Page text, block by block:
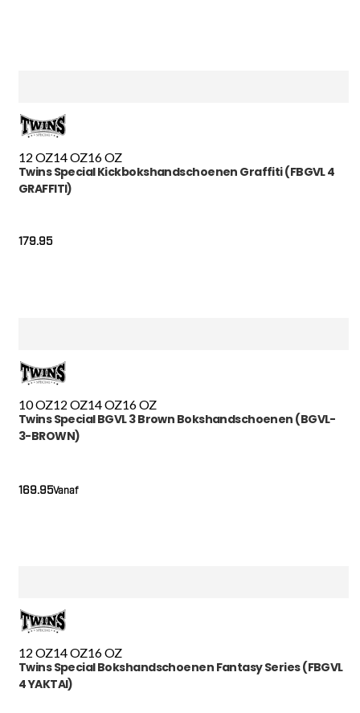
12 OZ14 OZ16 OZ
Twins Special Kickbokshandschoenen Graffiti (FBGVL 4
GRAFFITI)
179.95
10 OZ12 OZ14 OZ16 OZ
Twins Special BGVL 3 Brown Bokshandschoenen (BGVL-
3-BROWN)
Vanaf
169.95
12 OZ14 OZ16 OZ
Twins Special Bokshandschoenen Fantasy Series (FBGVL
4 YAKTAI)